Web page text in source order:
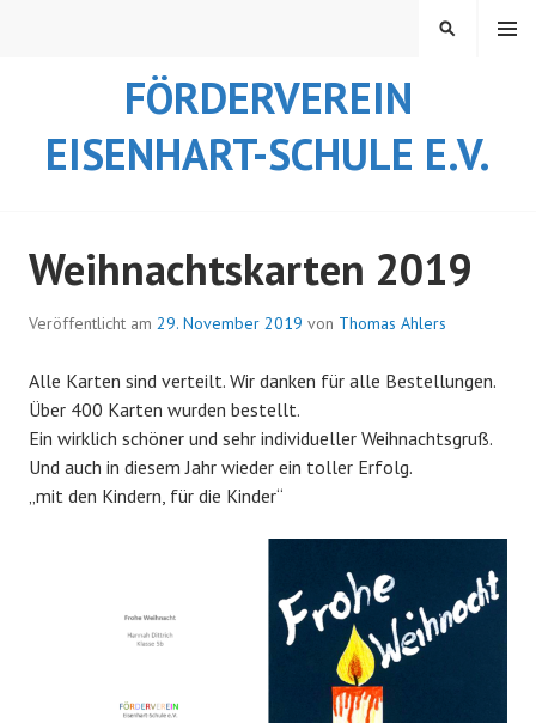
FÖRDERVEREIN
EISENHART-SCHULE E.V.
MENÜ
SUCHEN
Weihnachtskarten 2019
Veröffentlicht am 29. November 2019 von Thomas Ahlers
Alle Karten sind verteilt. Wir danken für alle Bestellungen.
Über 400 Karten wurden bestellt.
Ein wirklich schöner und sehr individueller Weihnachtsgruß.
Und auch in diesem Jahr wieder ein toller Erfolg.
„mit den Kindern, für die Kinder“